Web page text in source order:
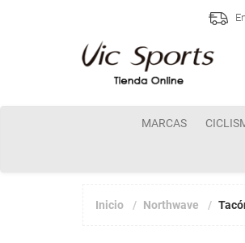
MARCAS
Inicio Northwave